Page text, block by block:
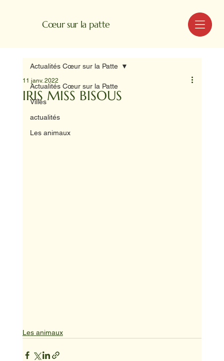
Cœur sur la patte MENU
Actualités Cœur sur la Patte
Villes
actualités
Les animaux
Actualités Cœur sur la Patte
IRIS MISS BISOUS
11 janv. 2022
Les animaux